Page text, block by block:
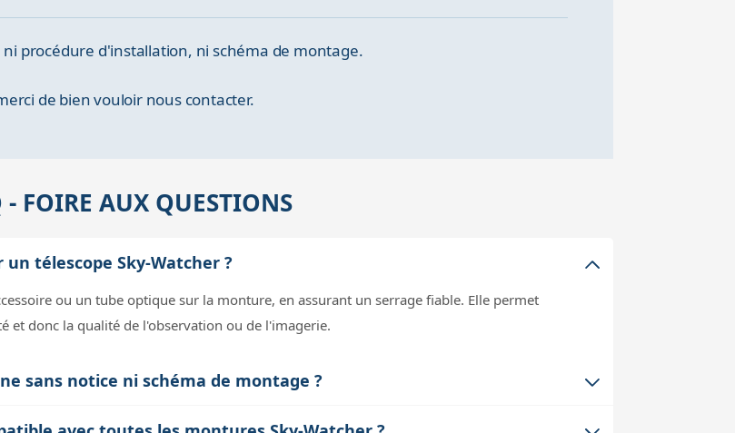
procédure d'installation, ni schéma de montage.
de bien vouloir nous contacter.
- FOIRE AUX QUESTIONS
télescope Sky-Watcher ?
ou un tube optique sur la monture, en assurant un serrage fiable. Elle permet
et donc la qualité de l'observation ou de l'imagerie.
sans notice ni schéma de montage ?